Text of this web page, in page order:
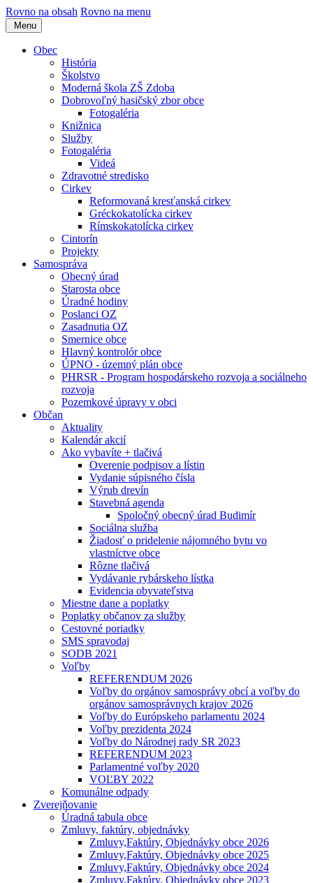
Rovno na obsah Rovno na menu
Menu
Obec
História
Školstvo
Moderná škola ZŠ Zdoba
Dobrovoľný hasičský zbor obce
Fotogaléria
Knižnica
Služby
Fotogaléria
Videá
Zdravotné stredisko
Cirkev
Reformovaná kresťanská cirkev
Gréckokatolícka cirkev
Rímskokatolícka cirkev
Cintorín
Projekty
Samospráva
Obecný úrad
Starosta obce
Úradné hodiny
Poslanci OZ
Zasadnutia OZ
Smernice obce
Hlavný kontrolór obce
ÚPNO - územný plán obce
PHRSR - Program hospodárskeho rozvoja a sociálneho
rozvoja
Pozemkové úpravy v obci
Občan
Aktuality
Kalendár akcií
Ako vybavíte + tlačivá
Overenie podpisov a lístin
Vydanie súpisného čísla
Výrub drevín
Stavebná agenda
Spoločný obecný úrad Budimír
Sociálna služba
Žiadosť o pridelenie nájomného bytu vo
vlastníctve obce
Rôzne tlačivá
Vydávanie rybárskeho lístka
Evidencia obyvateľstva
Miestne dane a poplatky
Poplatky občanov za služby
Cestovné poriadky
SMS spravodaj
SODB 2021
Voľby
REFERENDUM 2026
Voľby do orgánov samosprávy obcí a voľby do
orgánov samosprávnych krajov 2026
Voľby do Európskeho parlamentu 2024
Voľby prezidenta 2024
Voľby do Národnej rady SR 2023
REFERENDUM 2023
Parlamentné voľby 2020
VOĽBY 2022
Komunálne odpady
Zverejňovanie
Úradná tabula obce
Zmluvy, faktúry, objednávky
Zmluvy,Faktúry, Objednávky obce 2026
Zmluvy,Faktúry, Objednávky obce 2025
Zmluvy,Faktúry, Objednávky obce 2024
Zmluvy,Faktúry, Objednávky obce 2023